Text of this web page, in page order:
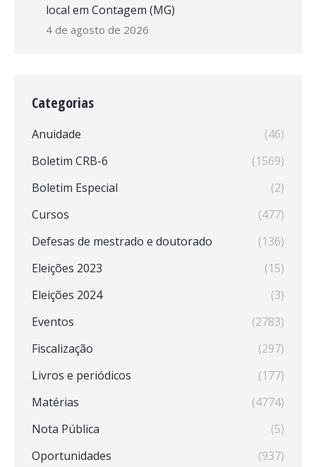
local em Contagem (MG)
4 de agosto de 2026
Categorias
Anuidade
(46)
Boletim CRB-6
(1569)
Boletim Especial
(2)
Cursos
(477)
Defesas de mestrado e doutorado
(136)
Eleições 2023
(15)
Eleições 2024
(3)
Eventos
(2783)
Fiscalização
(297)
Livros e periódicos
(177)
Matérias
(4774)
Nota Pública
(5)
Oportunidades
(937)